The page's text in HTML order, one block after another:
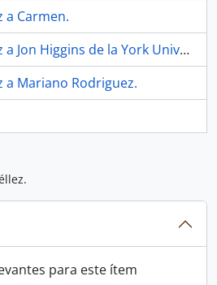
a Carmen.
Jon Higgins de la York University
a Mariano Rodriguez.
para este ítem